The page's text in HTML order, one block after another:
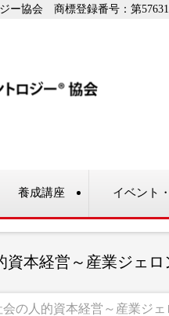
ー協会 商標登録番号：第
養成講座 イベント
本経営～産業ジェ
の人的資本経営～産業ジ